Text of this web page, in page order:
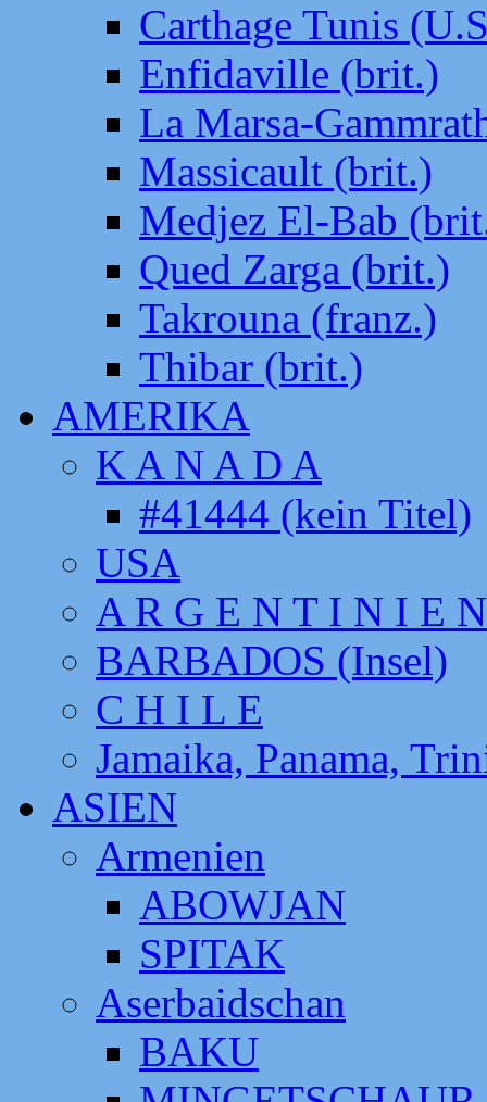
Carthage Tunis
Enfidaville (brit.)
La Marsa-
Massicault (brit.)
Medjez El-Bab
Qued Zarga (brit.)
Takrouna (franz.)
Thibar (brit.)
AMERIKA
K A N A D A
#41444 (kein Titel)
USA
A R G E N T I N I E N
BARBADOS (Insel)
C H I L E
Jamaika, Panama,
ASIEN
Armenien
ABOWJAN
SPITAK
Aserbaidschan
BAKU